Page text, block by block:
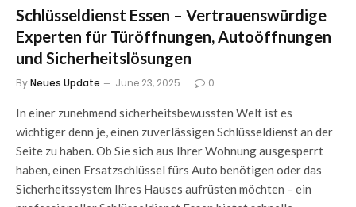
Schlüsseldienst Essen – Vertrauenswürdige
Experten für Türöffnungen, Autoöffnungen
und Sicherheitslösungen
ByNeues Update June 23, 2025 0
In einer zunehmend sicherheitsbewussten Welt ist es
wichtiger denn je, einen zuverlässigen Schlüsseldienst an der
Seite zu haben. Ob Sie sich aus Ihrer Wohnung ausgesperrt
haben, einen Ersatzschlüssel fürs Auto benötigen oder das
Sicherheitssystem Ihres Hauses aufrüsten möchten – ein